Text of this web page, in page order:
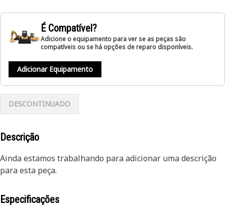
É Compatível?
Adicione o equipamento para ver se as peças são
compatíveis ou se há opções de reparo disponíveis.
Adicionar Equipamento
DESCONTINUADO
Descrição
Ainda estamos trabalhando para adicionar uma descrição
para esta peça.
Especificações